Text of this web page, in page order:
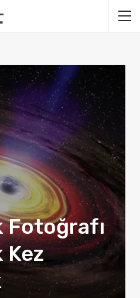
Fotoğrafı
Kez